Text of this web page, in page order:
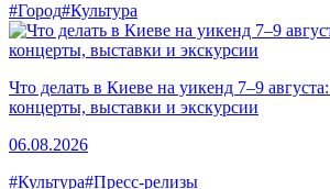
#Город#Культура
Что делать в Киеве на уикенд 7–9
концерты, выставки и экскурсии
06.08.2026
#Культура#Пресс-релизы